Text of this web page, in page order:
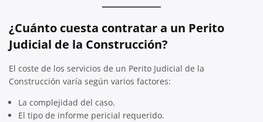
¿Cuánto cuesta contratar a un Perito
Judicial de la Construcción?
El coste de los servicios de un Perito Judicial de la
Construcción varía según varios factores:
La complejidad del caso.
El tipo de informe pericial requerido.